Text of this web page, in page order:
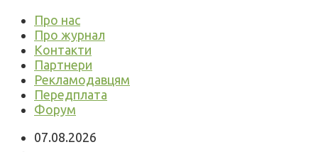
Про нас
Про журнал
Контакти
Партнери
Рекламодавцям
Передплата
Форум
07.08.2026